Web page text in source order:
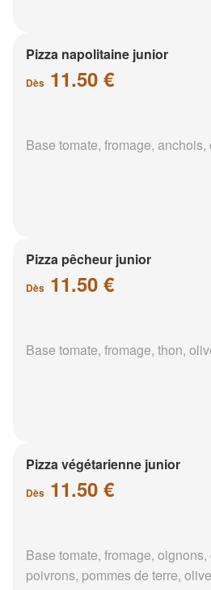
Pizza napolitaine junior
Dès 11.50 €
Base tomate, fromage,
Pizza pêcheur junior
Dès 11.50 €
Base tomate, fromage, thon,
Pizza végétarienne junior
Dès 11.50 €
Base tomate, fromage,
poivrons, pommes de terre,